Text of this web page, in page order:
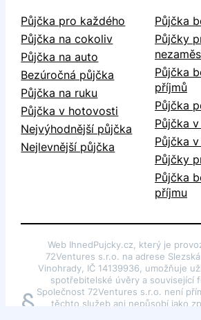
Půjčka pro každého
Půjčka na cokoliv
Půjčka na auto
Bezúročná půjčka
Půjčka na ruku
Půjčka v hotovosti
Nejvýhodnější půjčka
Nejlevnější půjčka
Půjčka
Půjčky
Půjčka
příjmů
Půjčka
Půjčka
Půjčka
Půjčky
Půjčka
příjmu
§
Web IhnedPujcky.cz, který je
72Ventures s.r.o. na adrese
Vinohrady, IČ 14139936, umožňuje
spotřebitelské úvěry a související
Společnost 72Ventures s.r.o. není
těchto služeb ani nepůsobí jako